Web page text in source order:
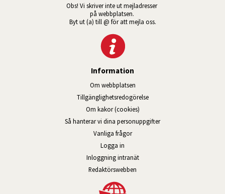
Obs! Vi skriver inte ut mejladresser
på webbplatsen.
Byt ut (a) till @ för att mejla oss.
Information
Om webbplatsen
Tillgänglig­hets­redo­görelse
Om kakor (cookies)
Så hanterar vi dina personuppgifter
Vanliga frågor
Logga in
Inloggning intranätÖppnas i nytt fönster.
Redaktörswebben